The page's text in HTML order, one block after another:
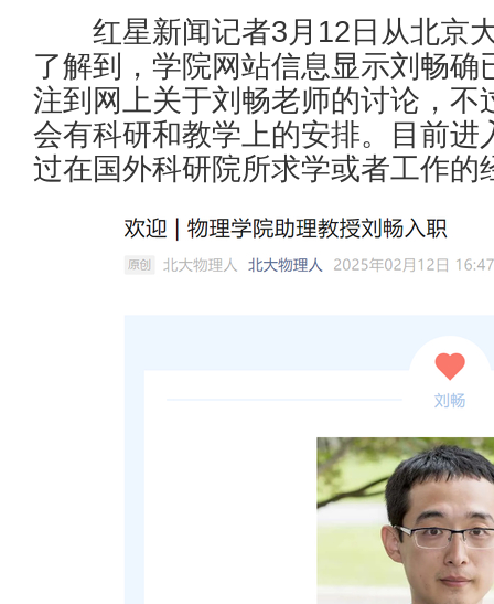
红星新闻记者3月12日从北京
了解到，学院网站信息显示刘畅确
注到网上关于刘畅老师的讨论，
会有科研和教学上的安排。目前
过在国外科研院所求学或者工作的